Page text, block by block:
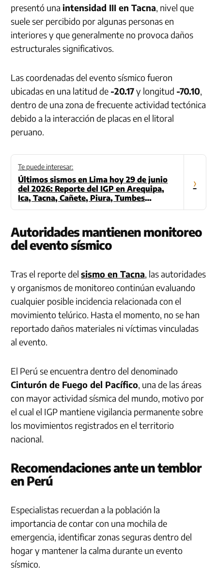
presentó unaintensidad III en Tacna, nivel que
suele ser percibido por algunas personas en
interiores y que generalmente no provoca daños
estructurales significativos.
Las coordenadas del evento sísmico fueron
ubicadas en una latitud de -20.17y longitud -70.10,
dentro de una zona de frecuente actividad tectónica
debido a la interacción de placas en el litoral
peruano.
Te puede interesar:
Últimos sismos en Lima hoy 29 de junio
del 2026: Reporte del IGP en Arequipa,
Ica, Tacna, Cañete, Piura, Tumbes
(Actualizado)
›
Autoridades mantienen monitoreo
del evento sísmico
Tras el reporte delsismo en Tacna, las autoridades
y organismos de monitoreo continúan evaluando
cualquier posible incidencia relacionada con el
movimiento telúrico. Hasta el momento, no se han
reportado daños materiales ni víctimas vinculadas
al evento.
El Perú se encuentra dentro del denominado
Cinturón de Fuego del Pacífico, una de las áreas
con mayor actividad sísmica del mundo, motivo por
el cual el IGP mantiene vigilancia permanente sobre
los movimientos registrados en el territorio
nacional.
Recomendaciones ante un temblor
en Perú
Especialistas recuerdan a la población la
importancia de contar con una mochila de
emergencia, identificar zonas seguras dentro del
hogar y mantener la calma durante un evento
sísmico.